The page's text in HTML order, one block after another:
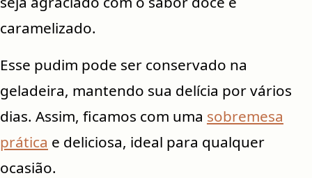
caramelizado.
Esse pudim pode ser conservado na
geladeira, mantendo sua delícia por vários
dias. Assim, ficamos com uma sobremesa
prática e deliciosa, ideal para qualquer
ocasião.